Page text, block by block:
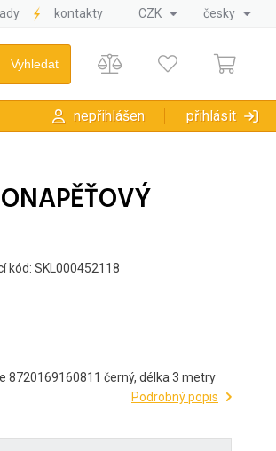
kontakty CZK česky
nepřihlášen přihlásit
kód: SKL000452118
8720169160811 černý, délka 3 metry
Podrobný popis